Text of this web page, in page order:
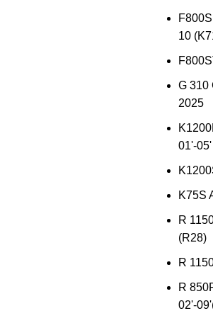
10
G 310
2025
01'-
K75S
R
(R28)
R
R
02'-